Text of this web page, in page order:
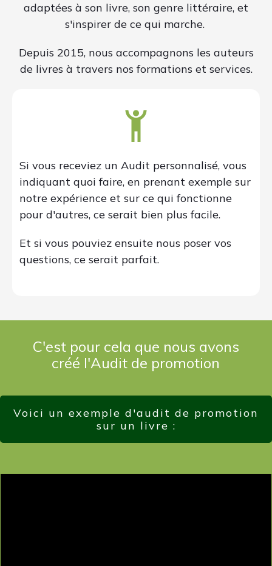
adaptées à son livre, son genre littéraire, et
s'inspirer de ce qui marche.
Depuis 2015, nous accompagnons les auteurs
de livres à travers nos formations et services.
Si vous receviez un Audit personnalisé, vous
indiquant quoi faire, en prenant exemple sur
notre expérience et sur ce qui fonctionne
pour d'autres, ce serait bien plus facile.
Et si vous pouviez ensuite nous poser vos
questions, ce serait parfait.
C'est pour cela que nous avons
créé l'Audit de promotion
Voici un exemple d'audit de promotion
sur un livre :